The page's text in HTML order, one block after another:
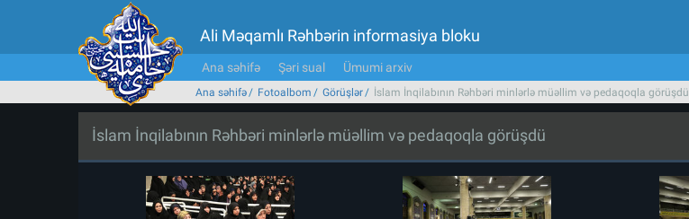
Ali Məqamlı Rəhbərin informasiya bloku
Ana səhifə Şəri sual Ümumi arxiv
Ana səhifə Fotoalbom Görüşlər İslam İnqilabının Rəhbəri minlərlə müəllim və pedaqoqla görüşdü
İslam İnqilabının Rəhbəri minlərlə müəllim və pedaqoqla görüşdü